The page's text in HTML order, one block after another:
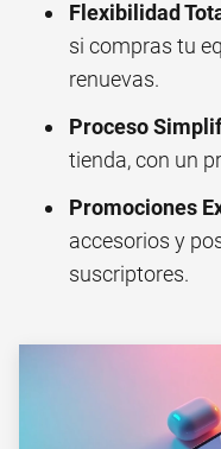
Flexibilidad
si compras tu
renuevas.
Proceso
tienda, con un
Promociones
accesorios y
suscriptores.